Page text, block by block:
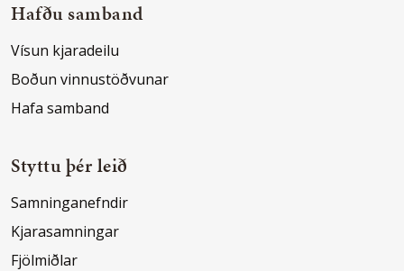
Hafðu samband
Vísun kjaradeilu
Boðun vinnustöðvunar
Hafa samband
Styttu þér leið
Samninganefndir
Kjarasamningar
Fjölmiðlar